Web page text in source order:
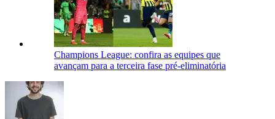
Champions League: confira as equipes que
avançam para a terceira fase pré-eliminatória